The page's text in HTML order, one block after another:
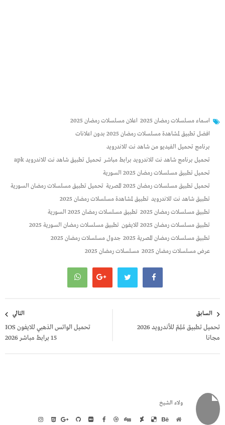
اسماء مسلسلات رمضان 2025
اعلان مسلسلات رمضان 2025
افضل تطبيق لمشاهدة مسلسلات رمضان 2025 بدون اعلانات
برنامج تحميل الفيديو من شاهد نت للاندرويد
تحميل برنامج شاهد نت للاندرويد برابط مباشر تحميل تطبيق شاهد نت للاندرويد apk
تحميل تطبيق مسلسلات رمضان 2025 السورية
تحميل تطبيق مسلسلات رمضان 2025 المصرية
تحميل تطبيق مسلسلات رمضان السورية
تطبيق شاهد نت للاندرويد تطبيق لمشاهدة مسلسلات رمضان 2025
تطبيق مسلسلات رمضان 2025
تطبيق مسلسلات رمضان 2025 السورية
تطبيق مسلسلات رمضان 2025 للايفون
تطبيق مسلسلات رمضان السورية 2025
تطبيق مسلسلات رمضان المصرية 2025
جدول مسلسلات رمضان 2025
عرض مسلسلات رمضان 2025
مسلسلات رمضان 2025
المقالات
السابق
تحميل تطبيق مُلِمّ للأندرويد 2026
مجانا
التالي
تحميل الواتس الذهبي للايفون IOS
15 برابط مباشر 2026
ولاء الشيخ